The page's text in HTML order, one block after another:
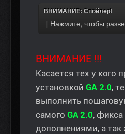
ВНИМАНИЕ: Спойлер!
ВНИМАНИЕ !!!
Касается тех у кого
установкой GA 2.0,
выполнить
самого GA 2.0,
дополнениями, а так